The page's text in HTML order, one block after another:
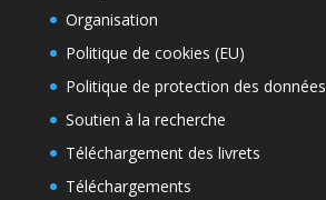
Organisation
Politique de cookies (EU)
Politique de protection des données
Soutien à la recherche
Téléchargement des livrets
Téléchargements